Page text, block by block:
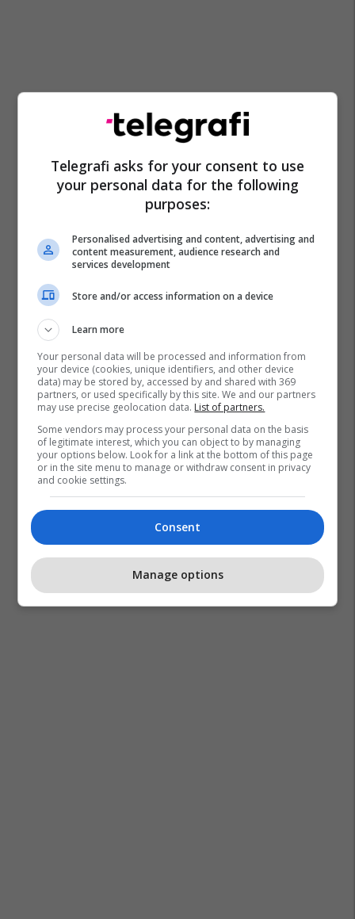
Telegrafi asks for your consent to use
your personal data for the following
purposes:
Personalised advertising and content, advertising and
content measurement, audience research and
services development
Store and/or access information on a device
Learn more
Your personal data will be processed and information from
your device (cookies, unique identifiers, and other device
data) may be stored by, accessed by and shared with 369
partners, or used specifically by this site. We and our partners
may use precise geolocation data. List of partners.
Some vendors may process your personal data on the basis
of legitimate interest, which you can object to by managing
your options below. Look for a link at the bottom of this page
or in the site menu to manage or withdraw consent in privacy
and cookie settings.
Consent
Manage options